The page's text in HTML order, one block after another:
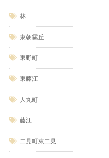
林
東朝霧丘
東野町
東藤江
人丸町
藤江
二見町東二見